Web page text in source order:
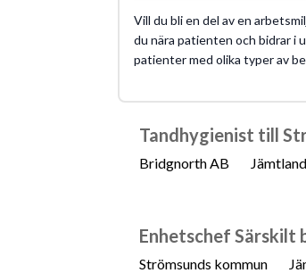
Vill du bli en del av en
du nära patienten och bidrar i
patienter med olika typer av
Tandhygienist till
Bridgnorth AB
Enhetschef Särskilt
Strömsunds kommun